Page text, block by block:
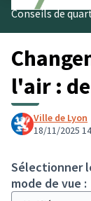
Conseils de
l'air :
Ville de Lyon
18/11/2025
Sélectionner
mode de vue :